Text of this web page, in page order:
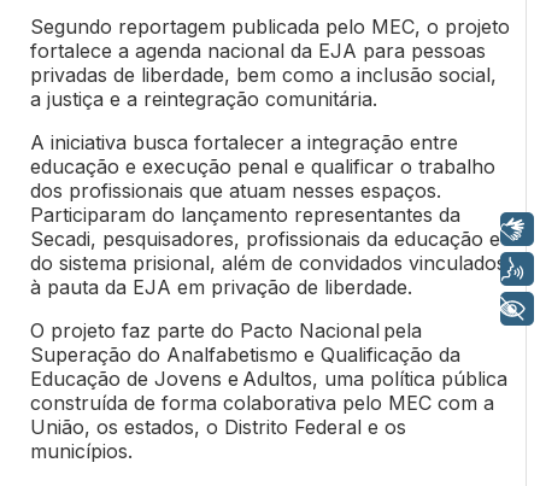
Segundo reportagem publicada pelo MEC, o projeto
fortalece a agenda nacional da EJA para pessoas
privadas de liberdade, bem como a inclusão social,
a justiça e a reintegração comunitária.
A iniciativa busca fortalecer a integração entre
educação e execução penal e qualificar o trabalho
dos profissionais que atuam nesses espaços.
Participaram do lançamento representantes da
Secadi, pesquisadores, profissionais da educação e
do sistema prisional, além de convidados vinculados
à pauta da EJA em privação de liberdade.
O projeto faz parte do Pacto Nacional pela
Superação do Analfabetismo e Qualificação da
Educação de Jovens e Adultos, uma política pública
construída de forma colaborativa pelo MEC com a
União, os estados, o Distrito Federal e os
municípios.
Libras
Voz